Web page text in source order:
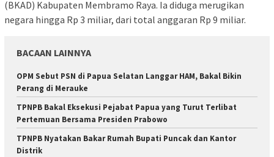
(BKAD) Kabupaten Membramo Raya. Ia diduga merugikan
negara hingga Rp 3 miliar, dari total anggaran Rp 9 miliar.
BACAAN LAINNYA
OPM Sebut PSN di Papua Selatan Langgar HAM, Bakal Bikin
Perang di Merauke
TPNPB Bakal Eksekusi Pejabat Papua yang Turut Terlibat
Pertemuan Bersama Presiden Prabowo
TPNPB Nyatakan Bakar Rumah Bupati Puncak dan Kantor
Distrik